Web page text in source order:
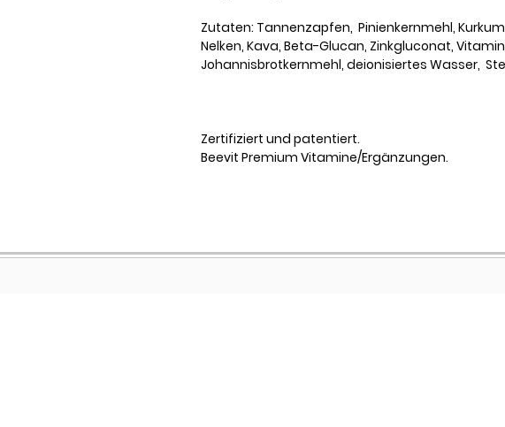
Zutaten: Tannenzapfen, Pinienkernmehl,
Nelken, Kava, Beta-Glucan, Zinkgluconat,
Johannisbrotkernmehl, deionisiertes Wasser,
Zertifiziert und patentiert.
Beevit Premium Vitamine/Ergänzungen.